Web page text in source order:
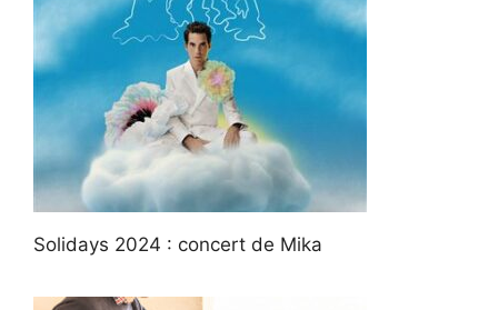
Solidays 2024 : concert de Mika